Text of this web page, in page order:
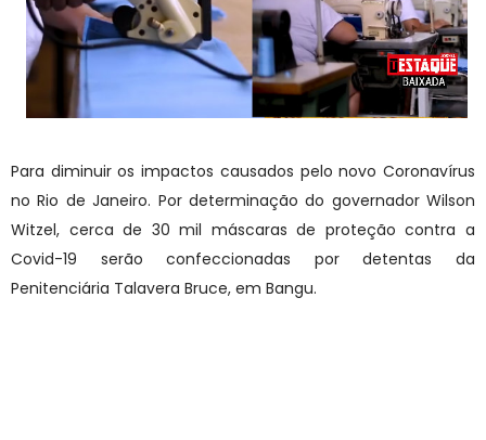
Para diminuir os impactos causados pelo novo Coronavírus
no Rio de Janeiro. Por determinação do governador Wilson
Witzel, cerca de 30 mil máscaras de proteção contra a
Covid-19 serão confeccionadas por detentas da
Penitenciária Talavera Bruce, em Bangu.